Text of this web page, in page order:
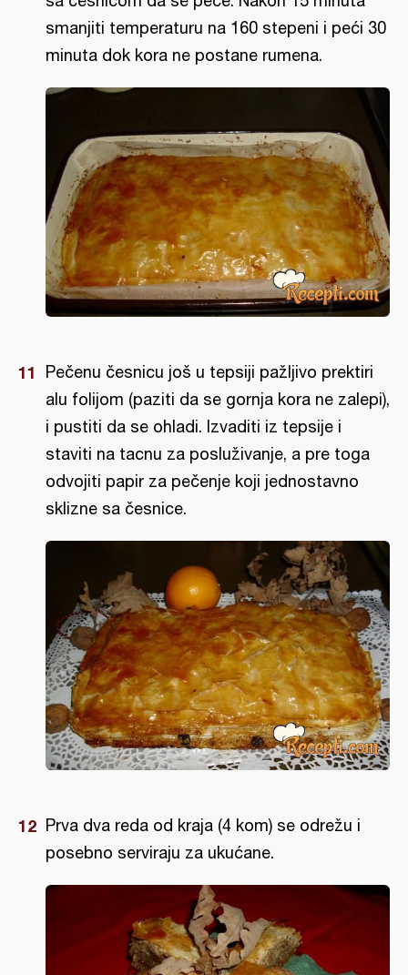
smanjiti temperaturu na 160 stepeni i peći 30
minuta dok kora ne postane rumena.
Pečenu česnicu još u tepsiji pažljivo prektiri
alu folijom (paziti da se gornja kora ne zalepi),
i pustiti da se ohladi. Izvaditi iz tepsije i
staviti na tacnu za posluživanje, a pre toga
odvojiti papir za pečenje koji jednostavno
sklizne sa česnice.
Prva dva reda od kraja (4 kom) se odrežu i
posebno serviraju za ukućane.